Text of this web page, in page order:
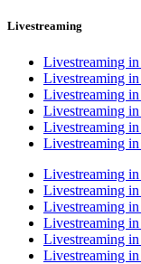
Livestreaming
Livestreaming
Livestreaming
Livestreaming
Livestreaming in
Livestreaming
Livestreaming
Livestreaming
Livestreaming
Livestreaming
Livestreaming in
Livestreaming
Livestreaming